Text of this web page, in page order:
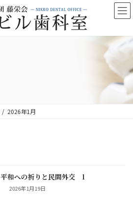
2026年1月
平和への祈りと民間外交 1
2026年1月19日